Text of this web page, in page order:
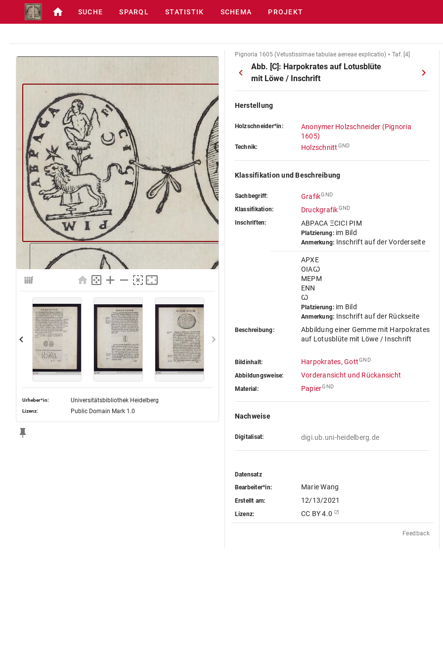
SUCHE SPARQL STATISTIK SCHEMA PROJEKT
Urheber*in: Universitätsbibliothek Heidelberg
Lizenz: Public Domain Mark 1.0
Pignoria 1605 (Vetustissimae tabulae aeneae explicatio) Taf. [4]
Abb. [C]: Harpokrates auf Lotusblüte
mit Löwe / Inschrift
Herstellung
Holzschneider*in:
Anonymer Holzschneider (Pignoria
1605)
Technik: Holzschnitt GND
Klassifikation und Beschreibung
Sachbegriff: GrafikGND
Klassifikation: DruckgrafikGND
Inschriften: ABPACA ΞCICI PIM
Platzierung:im Bild
Anmerkung: Inschrift auf der Vorderseite
APXE
OIAꙌ
MEPM
ENN
Ꙍ
Platzierung:im Bild
Anmerkung: Inschrift auf der Rückseite
Beschreibung:
Abbildung einer Gemme mit Harpokrates
auf Lotusblüte mit Löwe / Inschrift
Bildinhalt: Harpokrates, GottGND
Abbildungsweise: Vorderansicht und Rückansicht
Material: PapierGND
Nachweise
Digitalisat: digi.ub.uni-heidelberg.de
Datensatz
Bearbeiter*in:
Marie Wang
Erstellt am: 12/13/2021
Lizenz: CC BY 4.0
Feedback